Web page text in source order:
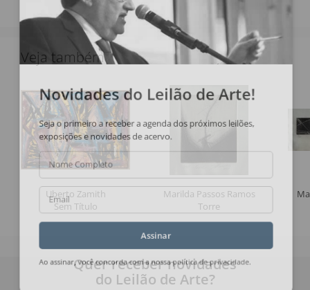
Veja também
Uberto Zamith
Sem Título
Marilda Passos Ramos
Torre
Novidades do Leilão de Arte!
Seja o primeiro a receber a agenda dos próximos leilões,
exposições e novidades de acervo.
Nome Completo
Email
Ao assinar, você concorda com a nossa política de privacidade
Quer receber novidades
do Leilão de Arte?